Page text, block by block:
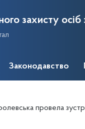
захисту осіб
Законодавство
провела зустріч із представниками